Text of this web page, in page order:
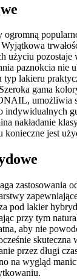
ogromną
użyciu pozostaje
paznokcia nie
typ lakieru
gama
umożliwia
indywidualnych
nakładanie
konieczne jest
zastosowania
pod lakier
przy tym
aby nie
przez długi
na wygląd